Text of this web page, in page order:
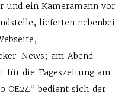
und ein Kameramann vor
lieferten nebenbei
News; am Abend
für die Tageszeitung am
OE24“ bedient sich der